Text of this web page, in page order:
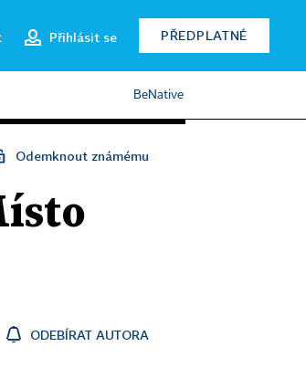
Přihlásit se PŘEDPLATNÉ
BeNative
Odemknout známému
ODEBÍRAT AUTORA